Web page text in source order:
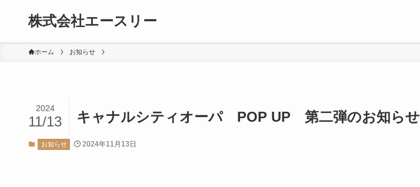
株式会社エースリー
ホーム お知らせ
キャナルシティオーパ POP UP 第二弾のお知らせ
2024
11/13
お知らせ 2024年11月13日